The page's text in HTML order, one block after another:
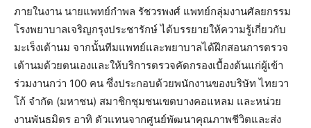
ภายในงาน นายแพทย์กำพล รัชวรพงศ์ แพทย์กลุ่มงานศัลยกรรม
โรงพยาบาลเจริญกรุงประชารักษ์ ได้บรรยายให้ความรู้เกี่ยวกับ
มะเร็งเต้านม จากนั้นทีมแพทย์และพยาบาลได้ฝึกสอนการตรวจ
เต้านมด้วยตนเองและให้บริการตรวจคัดกรองเบื้องต้นแก่ผู้เข้า
ร่วมงานกว่า 100 คน ซึ่งประกอบด้วยพนักงานของบริษัท ไทยวา
โก้ จำกัด (มหาชน) สมาชิกชุมชนเขตบางคอแหลม และหน่วย
งานพันธมิตร อาทิ ตัวแทนจากศูนย์พัฒนาคุณภาพชีวิตและส่ง